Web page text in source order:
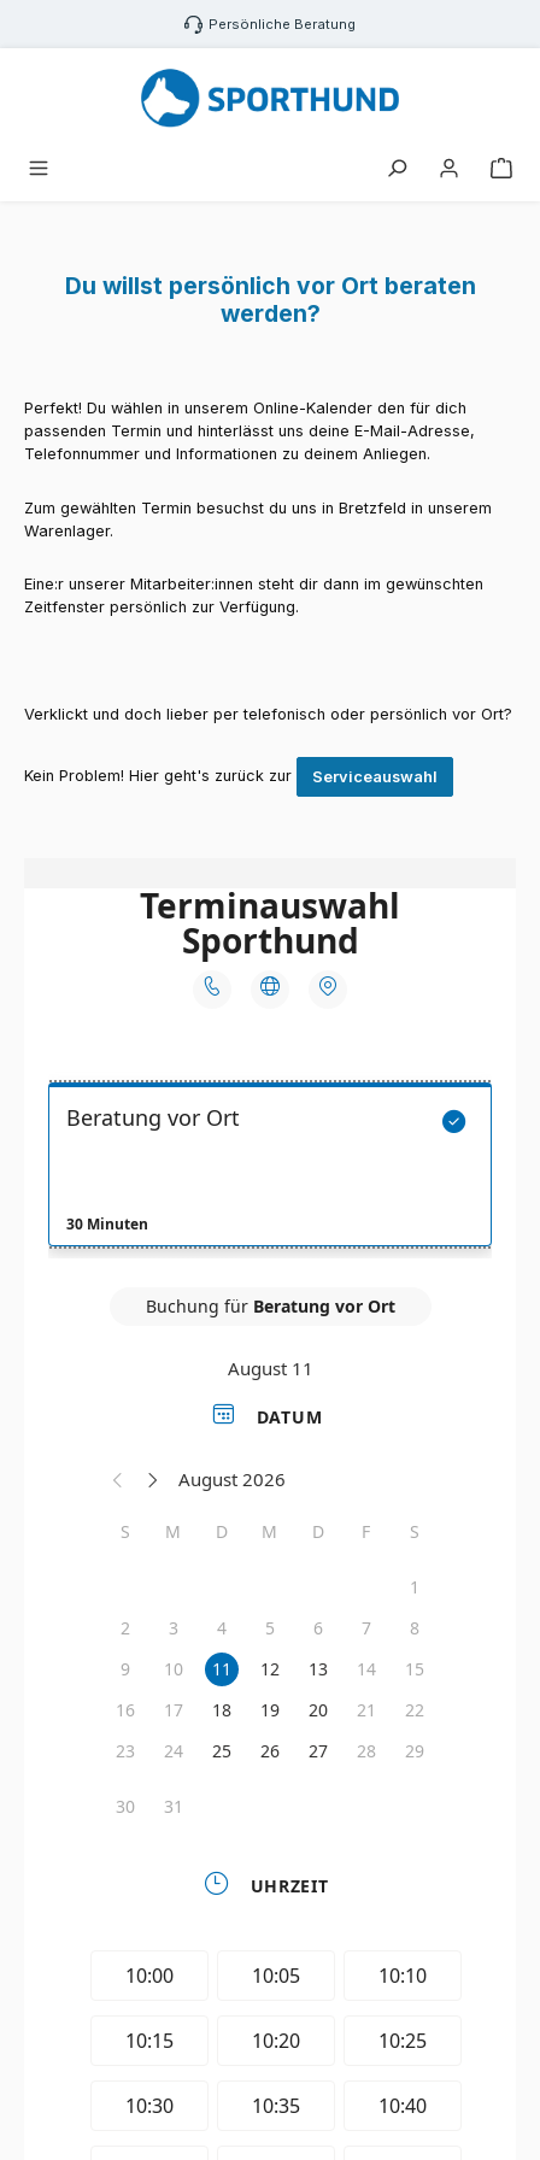
Zum Hauptinhalt springen Persönliche Beratung
Du willst persönlich vor Ort beraten
werden?
Perfekt! Du wählen in unserem Online-Kalender den für dich
passenden Termin und hinterlässt uns deine E-Mail-Ad­res­se,
Telefonnummer und Informationen zu deinem Anliegen.
Zum gewählten Termin besuchst du uns in Bretzfeld in unserem
Warenlager.
Eine:r unserer Mitarbeiter:innen steht dir dann im gewünschten
Zeitfenster persönlich zur Verfügung.
Verklickt und doch lieber per telefonisch oder persönlich vor Ort?
Kein Problem! Hier geht's zurück zur Serviceauswahl